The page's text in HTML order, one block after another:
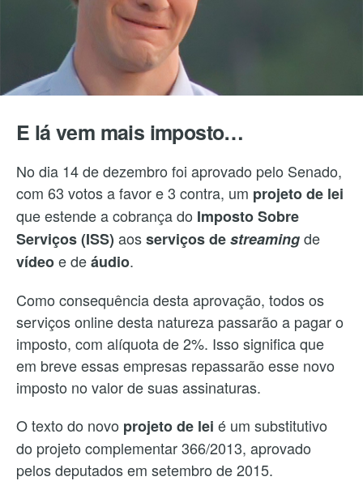
E lá vem mais imposto…
No dia 14 de dezembro foi aprovado pelo Senado,
com 63 votos a favor e 3 contra, um projeto de lei
que estende a cobrança do Imposto Sobre
Serviços (ISS) aosserviços destreamingde
vídeoe deáudio.
Como consequência desta aprovação, todos os
serviços online desta natureza passarão a pagar o
imposto, com alíquota de 2%. Isso significa que
em breve essas empresas repassarão esse novo
imposto no valor de suas assinaturas.
O texto do novo projeto de lei é um substitutivo
do projeto complementar 366/2013, aprovado
pelos deputados em setembro de 2015.